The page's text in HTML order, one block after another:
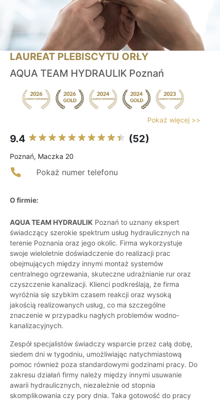
LAUREAT PLEBISCYTU ORŁY
AQUA TEAM HYDRAULIK Poznań
Pokaż więcej >>
9.4 (52)
Poznań, Maczka 20
Pokaż numer telefonu
O firmie:
AQUA TEAM HYDRAULIK Poznań to uznany ekspert
świadczący szerokie spektrum usług hydraulicznych na
terenie Poznania oraz jego okolic. Firma wykorzystuje
swoje wieloletnie doświadczenie do realizacji prac
obejmujących między innymi montaż systemów
centralnego ogrzewania, skuteczne udrażnianie rur oraz
czyszczenie kanalizacji. Klienci podkreślają, że firma
wyróżnia się szybkim czasem reakcji oraz wysoką
jakością realizowanych usług, co ma szczególne
znaczenie w przypadku nagłych problemów wodno-
kanalizacyjnych.
Zespół specjalistów świadczy wsparcie przez całą dobę,
siedem dni w tygodniu, umożliwiając natychmiastową
pomoc również poza standardowymi godzinami pracy. Do
zakresu działań firmy należy między innymi usuwanie
awarii hydraulicznych, niezależnie od stopnia
skomplikowania czy pory dnia. Taka gotowość do pracy